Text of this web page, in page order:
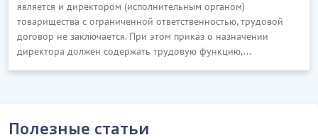
является и директором (исполнительным органом)
товарищества с ограниченной ответственностью, трудовой
договор не заключается. При этом приказ о назначении
директора должен содержать трудовую функцию,...
Полезные статьи